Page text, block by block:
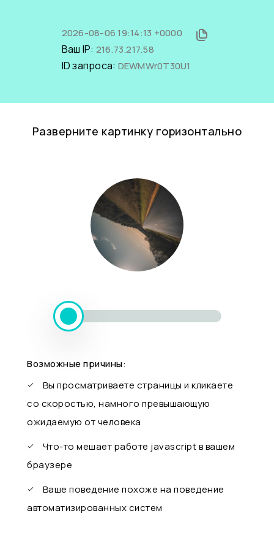
2026-08-06 19:14:13 +0000
Ваш IP: 216.73.217.58
ID запроса: DEWMWr0T30U1
Разверните картинку горизонтально
Возможные причины:
Вы просматриваете страницы и кликаете
со скоростью, намного превышающую
ожидаемую от человека
Что-то мешает работе javascript в вашем
браузере
Ваше поведение похоже на поведение
автоматизированных систем